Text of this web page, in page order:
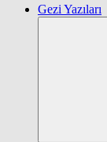
Gezi Yazıları